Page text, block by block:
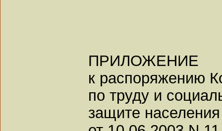
ПРИЛОЖЕНИЕ
к распоряжению
по труду и
защите населения